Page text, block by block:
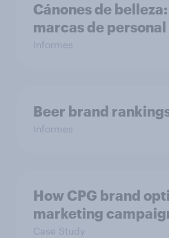
Cánones de
marcas de
Informes
Beer brand
Informes
How CPG brand
marketing
Case Study